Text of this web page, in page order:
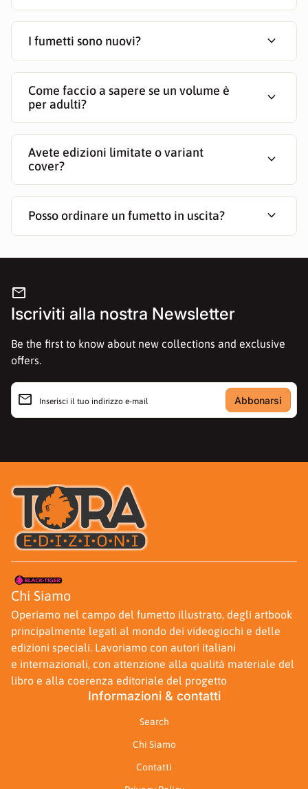
I fumetti sono nuovi? expand_more
Come faccio a sapere se un volume è
per adulti?
expand_more
Avete edizioni limitate o variant
cover?
expand_more
Posso ordinare un fumetto in uscita? expand_more
mail
Iscriviti alla nostra Newsletter
Be the first to know about new collections and exclusive
offers.
Inserisci il tuo indirizzo e-mail
email
Casa
Casa
Chi Siamo
Operiamo nel campo del fumetto illustrato, degli artbook
principalmente legati al mondo dei videogiochi e delle
edizioni speciali. Lavoriamo con autori italiani
e internazionali, con attenzione alla qualità materiale del
libro e alla coerenza editoriale del progetto
Informazioni & contatti
Search
Chi Siamo
Contatti